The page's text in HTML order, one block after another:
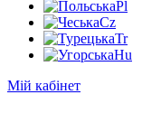
Pl
Cz
Tr
Hu
Мій кабінет